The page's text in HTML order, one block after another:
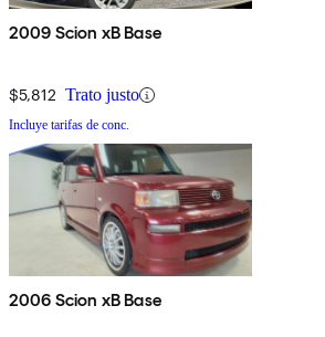
2009 Scion xB Base
$5,812 Trato justo
Incluye tarifas de conc.
2006 Scion xB Base